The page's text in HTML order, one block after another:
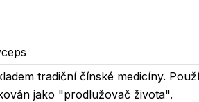
tradiční čínské medicíny.
jako "prodlužovač života".